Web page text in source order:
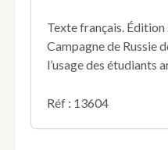
New
edition.
Texte français.
Campagne de Russie
l’usage des étudiants
Réf : 13604